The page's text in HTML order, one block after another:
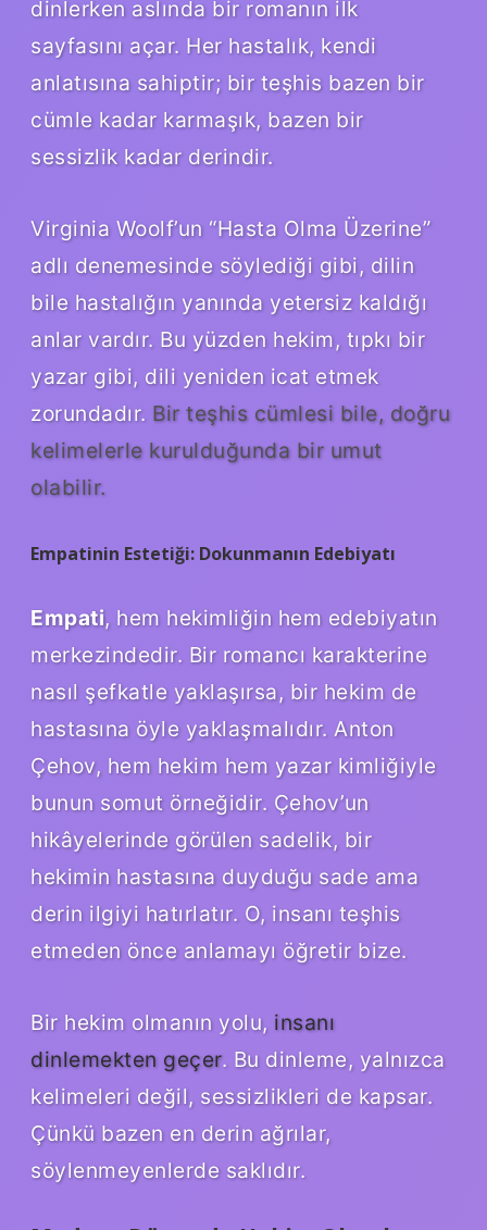
dinlerken aslında bir romanın ilk
sayfasını açar. Her hastalık, kendi
anlatısına sahiptir; bir teşhis bazen bir
cümle kadar karmaşık, bazen bir
sessizlik kadar derindir.
Virginia Woolf’un “Hasta Olma Üzerine”
adlı denemesinde söylediği gibi, dilin
bile hastalığın yanında yetersiz kaldığı
anlar vardır. Bu yüzden hekim, tıpkı bir
yazar gibi, dili yeniden icat etmek
zorundadır. Bir teşhis cümlesi bile, doğru
kelimelerle kurulduğunda bir umut
olabilir.
Empatinin Estetiği: Dokunmanın Edebiyatı
Empati, hem hekimliğin hem edebiyatın
merkezindedir. Bir romancı karakterine
nasıl şefkatle yaklaşırsa, bir hekim de
hastasına öyle yaklaşmalıdır. Anton
Çehov, hem hekim hem yazar kimliğiyle
bunun somut örneğidir. Çehov’un
hikâyelerinde görülen sadelik, bir
hekimin hastasına duyduğu sade ama
derin ilgiyi hatırlatır. O, insanı teşhis
etmeden önce anlamayı öğretir bize.
Bir hekim olmanın yolu, insanı
dinlemekten geçer. Bu dinleme, yalnızca
kelimeleri değil, sessizlikleri de kapsar.
Çünkü bazen en derin ağrılar,
söylenmeyenlerde saklıdır.